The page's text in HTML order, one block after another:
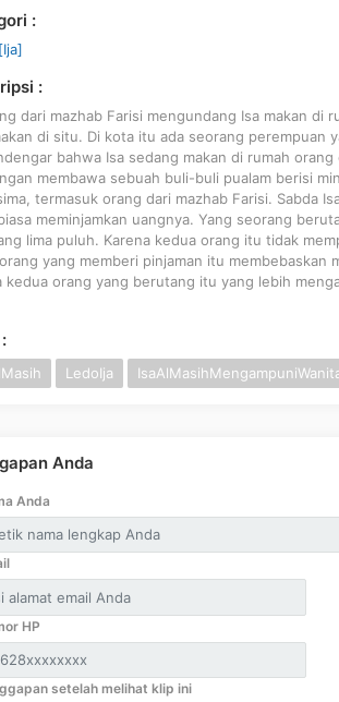
:
:
dari mazhab Farisi mengundang Isa makan di
di situ. Di kota itu ada seorang perempuan
bahwa Isa sedang makan di rumah
membawa sebuah buli-buli pualam berisi
termasuk orang dari mazhab Farisi. Sabda
meminjamkan uangnya. Yang seorang
lima puluh. Karena kedua orang itu tidak
yang memberi pinjaman itu
kedua orang yang berutang itu yang lebih
LedoIja
Anda
Anda
HP
setelah melihat klip ini